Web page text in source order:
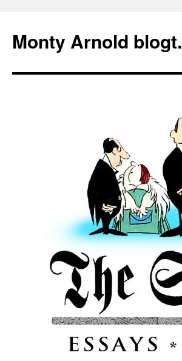
springen
Monty Arnold blogt.